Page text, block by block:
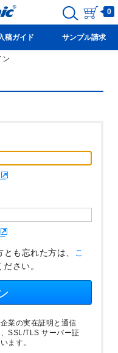
0
稿ガイド サンプル請求
ン
も忘れた方は、 こ
さい。
業の実在証明と通信
SSL/TLS サーバー証
ます。